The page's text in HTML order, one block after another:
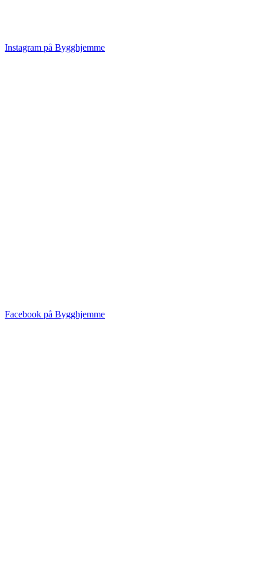
Instagram på Bygghjemme
Facebook på Bygghjemme